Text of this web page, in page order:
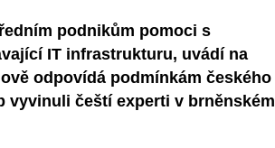
podnikům pomoci s
IT infrastrukturu, uvádí na
odpovídá podmínkám českého
vyvinuli čeští experti v brněnském